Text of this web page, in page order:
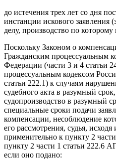
до истечения трех лет со дня
инстанции искового заявления
делу, производство по которому
Поскольку Законом о
Гражданским процессуальным
Федерации (части 3 и 4 статьи
процессуальным кодексом
статьи 222.1) к случаям
судебного акта в разумный
судопроизводство в разумный
специальные сроки подачи
компенсации, несоблюдение
его рассмотрения, судья,
применительно к пункту 2
пункту 2 части 1 статьи 222.6
если оно подано: